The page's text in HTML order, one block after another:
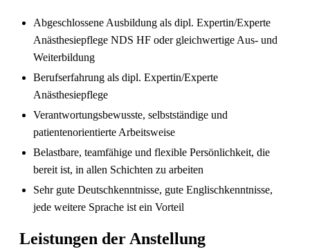
Die gefragtesten Gesundheitsberufe in der
Schweiz im Jahr 2026
Pflegefachpersonen in der Schweiz bevorzugt?
Abgeschlossene Ausbildung als dipl. Expertin/Experte
Anästhesiepflege NDS HF oder gleichwertige Aus- und
Weiterbildung
Berufserfahrung als dipl. Expertin/Experte
Anästhesiepflege
Verantwortungsbewusste, selbstständige und
patientenorientierte Arbeitsweise
Belastbare, teamfähige und flexible Persönlichkeit, die
bereit ist, in allen Schichten zu arbeiten
Sehr gute Deutschkenntnisse, gute Englischkenntnisse,
jede weitere Sprache ist ein Vorteil
Leistungen der Anstellung